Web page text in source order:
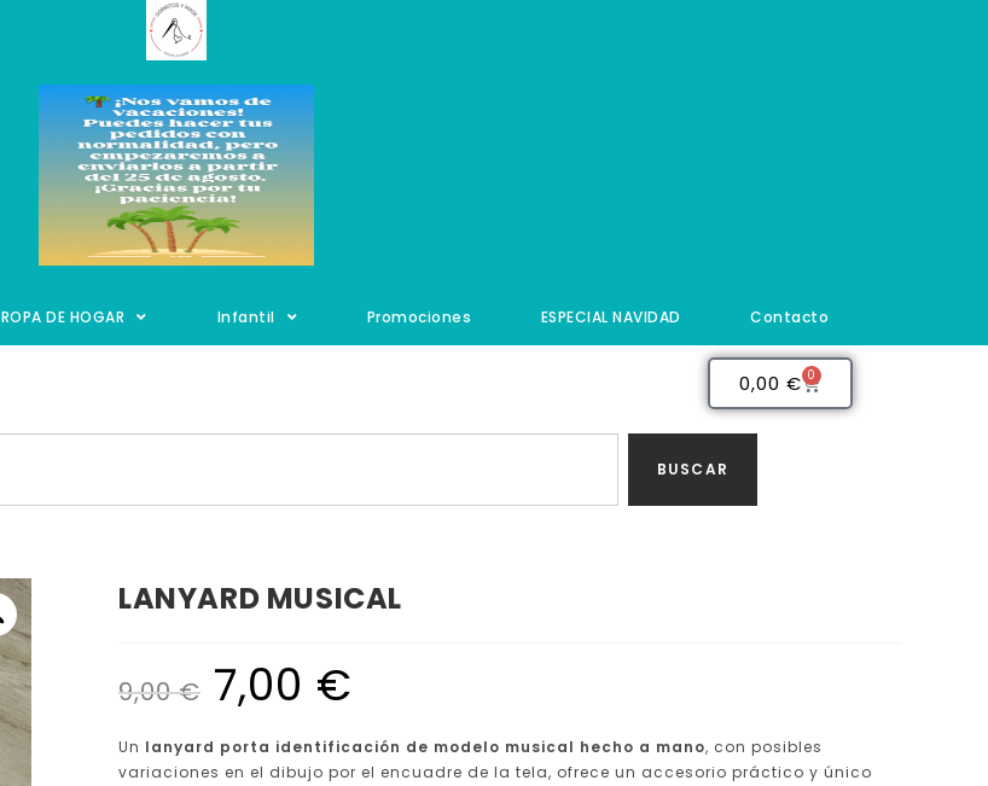
ROPA DE HOGAR Infantil Promociones ESPECIAL NAVIDAD Contacto
0,00 € 0
BUSCAR
LANYARD MUSICAL
9,00€ 7,00 €
Un lanyard porta identificación de modelo musical hecho a mano, con posibles
variaciones en el dibujo por el encuadre de la tela, ofrece un accesorio práctico y único